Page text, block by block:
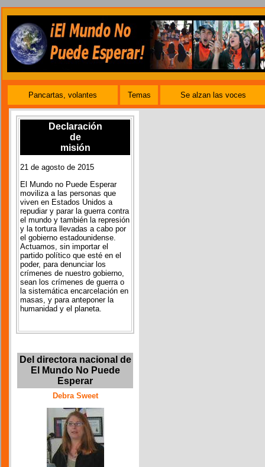
Pancartas, volantes Temas Se alzan las voces
Declaración
de
misión
21 de agosto de 2015
El Mundo no Puede Esperar
moviliza a las personas que
viven en Estados Unidos a
repudiar y parar la guerra contra
el mundo y también la represión
y la tortura llevadas a cabo por
el gobierno estadounidense.
Actuamos, sin importar el
partido político que esté en el
poder, para denunciar los
crímenes de nuestro gobierno,
sean los crímenes de guerra o
la sistemática encarcelación en
masas, y para anteponer la
humanidad y el planeta.
Del directora nacional de
El Mundo No Puede
Esperar
Debra Sweet